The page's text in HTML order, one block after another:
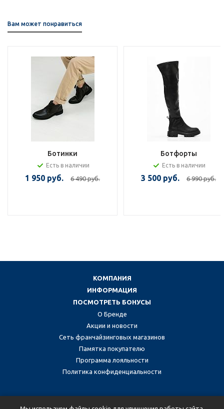
Вам может понравиться
Ботинки
Есть в наличии
1 950 руб. 6 490 руб.
Ботфорты
Есть в наличии
3 500 руб. 6 990 руб.
КОМПАНИЯ
ИНФОРМАЦИЯ
ПОСМОТРЕТЬ БОНУСЫ
О Бренде
Акции и новости
Сеть франчайзинговых магазинов
Памятка покупателю
Программа лояльности
Политика конфиденциальности
Присоединяйтесь к нам в социальных сетях: